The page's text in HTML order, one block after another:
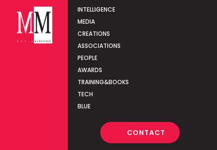
INTELLIGENCE
MEDIA
CREATIONS
ASSOCIATIONS
PEOPLE
AWARDS
TRAINING&BOOKS
TECH
BLUE
CONTACT